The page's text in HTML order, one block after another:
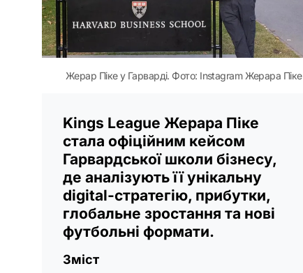
Жерар Піке у Гарварді. Фото: Instagram Жерара Піке
Kings League Жерара Піке
стала офіційним кейсом
Гарвардської школи бізнесу,
де аналізують її унікальну
digital-стратегію, прибутки,
глобальне зростання та нові
футбольні формати.
Зміст